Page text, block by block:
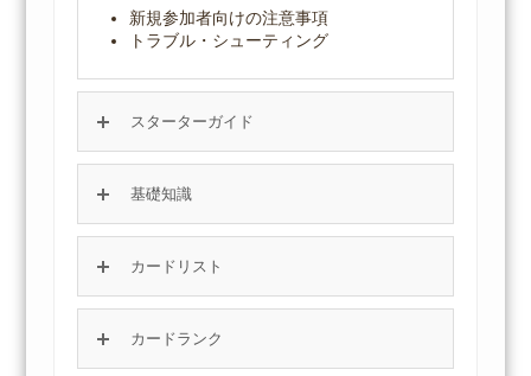
新規参加者向けの注意事項
トラブル・シューティング
スターターガイド
基礎知識
カードリスト
カードランク